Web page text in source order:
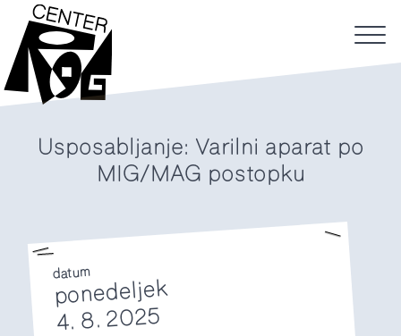
Usposabljanje: Varilni aparat po
MIG/MAG postopku
datum
ponedeljek
4. 8. 2025